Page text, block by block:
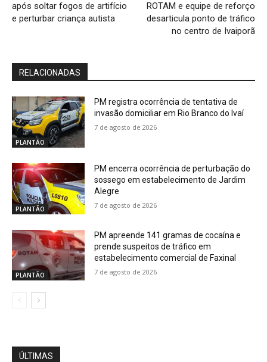
após soltar fogos de artifício
e perturbar criança autista
ROTAM e equipe de reforço
desarticula ponto de tráfico
no centro de Ivaiporã
RELACIONADAS
PLANTÃO
PM registra ocorrência de tentativa de
invasão domiciliar em Rio Branco do Ivaí
7 de agosto de 2026
PLANTÃO
PM encerra ocorrência de perturbação do
sossego em estabelecimento de Jardim
Alegre
7 de agosto de 2026
PLANTÃO
PM apreende 141 gramas de cocaína e
prende suspeitos de tráfico em
estabelecimento comercial de Faxinal
7 de agosto de 2026
ÚLTIMAS